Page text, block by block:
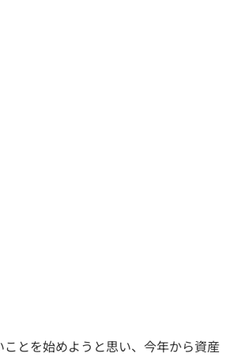
とを始めようと思い、今年から資産